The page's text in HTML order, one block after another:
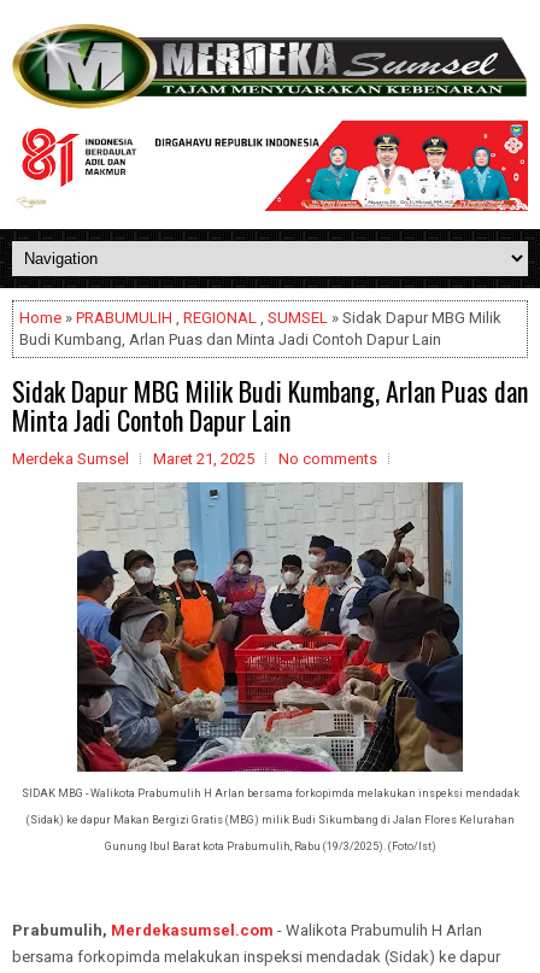
Home » PRABUMULIH , REGIONAL , SUMSEL » Sidak Dapur MBG Milik
Budi Kumbang, Arlan Puas dan Minta Jadi Contoh Dapur Lain
Sidak Dapur MBG Milik Budi Kumbang, Arlan Puas dan
Minta Jadi Contoh Dapur Lain
Merdeka Sumsel Maret 21, 2025 No comments
SIDAK MBG - Walikota Prabumulih H Arlan bersama forkopimda melakukan inspeksi mendadak
(Sidak) ke dapur Makan Bergizi Gratis (MBG) milik Budi Sikumbang di Jalan Flores Kelurahan
Gunung Ibul Barat kota Prabumulih, Rabu (19/3/2025). (Foto/Ist)
Prabumulih, Merdekasumsel.com - Walikota Prabumulih H Arlan
bersama forkopimda melakukan inspeksi mendadak (Sidak) ke dapur